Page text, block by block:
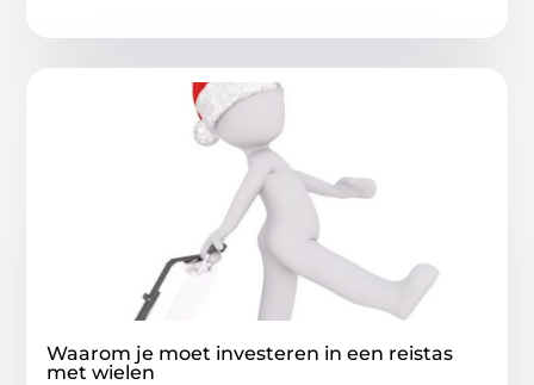
Waarom je moet investeren in een reistas
met wielen